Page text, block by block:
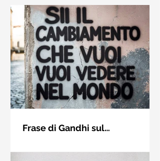
Frase di Gandhi sul